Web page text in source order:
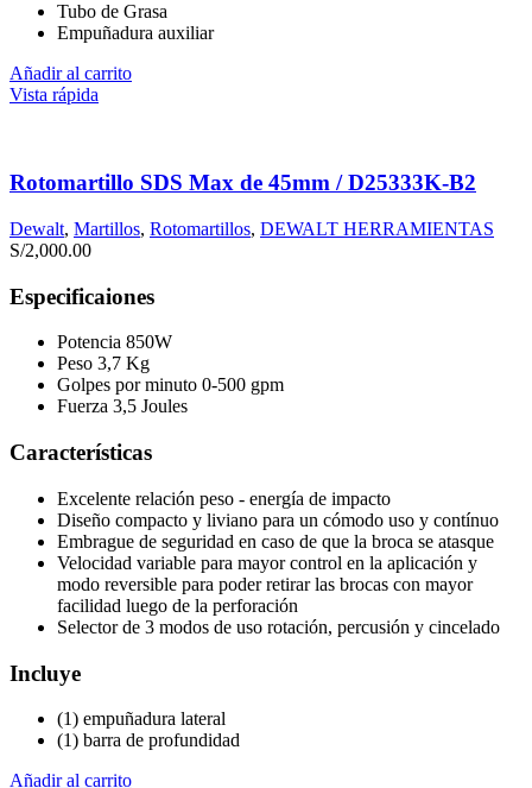
Tubo de Grasa
Empuñadura auxiliar
Añadir al carrito
Vista rápida
Rotomartillo SDS Max de 45mm / D25333K-B2
Dewalt, Martillos, Rotomartillos, DEWALT HERRAMIENTAS
S/2,000.00
Especificaiones
Potencia 850W
Peso 3,7 Kg
Golpes por minuto 0-500 gpm
Fuerza 3,5 Joules
Características
Excelente relación peso - energía de impacto
Diseño compacto y liviano para un cómodo uso y contínuo
Embrague de seguridad en caso de que la broca se atasque
Velocidad variable para mayor control en la aplicación y
modo reversible para poder retirar las brocas con mayor
facilidad luego de la perforación
Selector de 3 modos de uso rotación, percusión y cincelado
Incluye
(1) empuñadura lateral
(1) barra de profundidad
Añadir al carrito